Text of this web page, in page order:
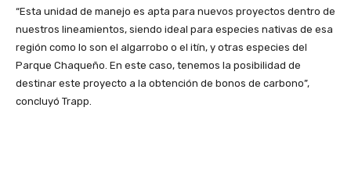
“Esta unidad de manejo es apta para nuevos proyectos dentro de
nuestros lineamientos, siendo ideal para especies nativas de esa
región como lo son el algarrobo o el itín, y otras especies del
Parque Chaqueño. En este caso, tenemos la posibilidad de
destinar este proyecto a la obtención de bonos de carbono”,
concluyó Trapp.